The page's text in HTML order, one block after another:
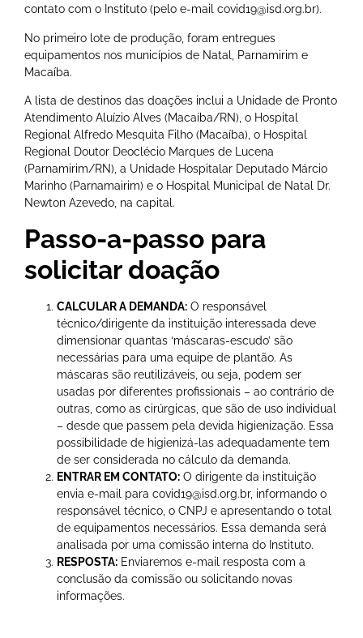
contato com o Instituto (pelo e-mail covid19@isd.org.br).
No primeiro lote de produção, foram entregues
equipamentos nos municípios de Natal, Parnamirim e
Macaíba.
A lista de destinos das doações inclui a Unidade de Pronto
Atendimento Aluízio Alves (Macaíba/RN), o Hospital
Regional Alfredo Mesquita Filho (Macaíba), o Hospital
Regional Doutor Deoclécio Marques de Lucena
(Parnamirim/RN), a Unidade Hospitalar Deputado Márcio
Marinho (Parnamairim) e o Hospital Municipal de Natal Dr.
Newton Azevedo, na capital.
Passo-a-passo para
solicitar doação
CALCULAR A DEMANDA: O responsável
técnico/dirigente da instituição interessada deve
dimensionar quantas ‘máscaras-escudo’ são
necessárias para uma equipe de plantão. As
máscaras são reutilizáveis, ou seja, podem ser
usadas por diferentes profissionais – ao contrário de
outras, como as cirúrgicas, que são de uso individual
– desde que passem pela devida higienização. Essa
possibilidade de higienizá-las adequadamente tem
de ser considerada no cálculo da demanda.
ENTRAR EM CONTATO: O dirigente da instituição
envia e-mail para covid19@isd.org.br, informando o
responsável técnico, o CNPJ e apresentando o total
de equipamentos necessários. Essa demanda será
analisada por uma comissão interna do Instituto.
RESPOSTA: Enviaremos e-mail resposta com a
conclusão da comissão ou solicitando novas
informações.